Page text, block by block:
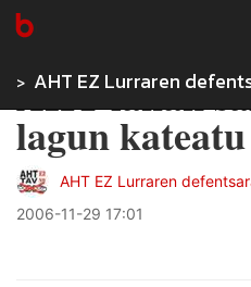
AHT EZ Lurraren
AHT lanak
lagun
AHT EZ Lurraren
2006-11-29 17:01